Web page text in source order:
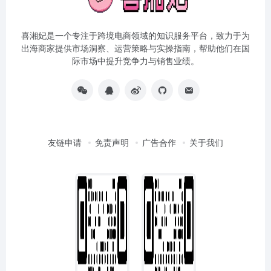
喜湘妃是一个专注于跨境电商领域的知识服务平台，致力于为
出海商家提供市场洞察、运营策略与实操指南，帮助他们在国
际市场中提升竞争力与销售业绩。
友链申请 免责声明 广告合作 关于我们